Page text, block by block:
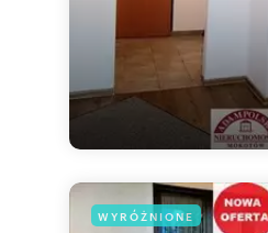
WYRÓŻNIONE